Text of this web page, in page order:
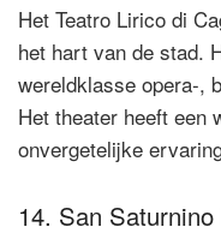
Het Teatro Lirico di
het hart van de stad.
wereldklasse opera-,
Het theater heeft een
onvergetelijke
14. San